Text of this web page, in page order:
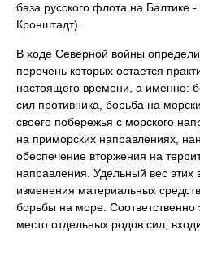
база русского флота на Балтике
Кронштадт).
В ходе Северной войны
перечень которых остается
настоящего времени, а именно:
сил противника, борьба на
своего побережья с морского
на приморских направлениях,
обеспечение вторжения на
направления. Удельный вес
изменения материальных
борьбы на море. Соответственно
место отдельных родов сил,